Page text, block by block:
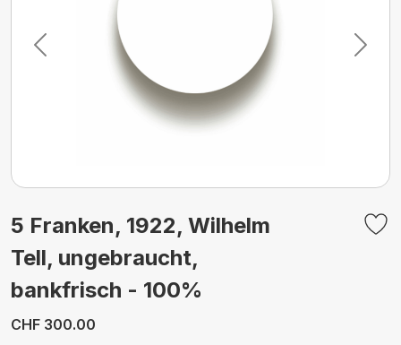
Previous Next
5 Franken, 1922, Wilhelm
Tell, ungebraucht,
bankfrisch - 100%
CHF 300.00